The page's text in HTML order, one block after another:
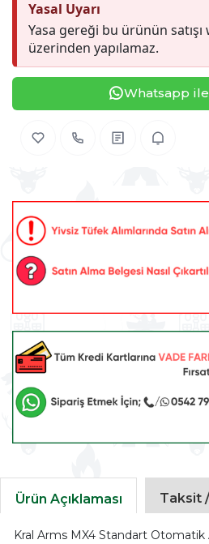
Yasal Uyarı
Yasa gereği bu ürünün
üzerinden yapılamaz.
Whatsapp
Ürün Açıklaması Taksit
Kral Arms MX4 Standart Otomatik